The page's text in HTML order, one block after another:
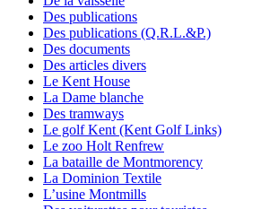
Des publications
Des publications (Q.R.L.&P.)
Des documents
Des articles divers
Le Kent House
La Dame blanche
Des tramways
Le golf Kent (Kent Golf Links)
Le zoo Holt Renfrew
La bataille de Montmorency
La Dominion Textile
L’usine Montmills